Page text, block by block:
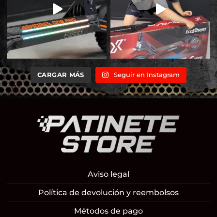
CARGAR MÁS Seguir en Instagram
Aviso legal
Política de devolución y reembolsos
Métodos de pago